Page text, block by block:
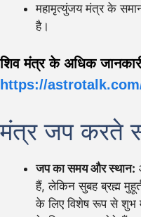
महामृत्युंजय मंत्र के
है।
शिव मंत्र के अधिक
https://
मंत्र जप करते
जप का समय और स्थान:
हैं, लेकिन सुबह ब्रह्म
के लिए विशेष रूप से शुभ